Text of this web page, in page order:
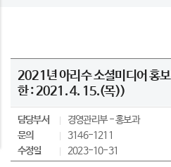
2021년 아리수 소셜미디어 홍
한 : 2021. 4. 15.(목))
담당부서 경영관리부
홍보과
문의
3146-1211
수정일
2023-10-31